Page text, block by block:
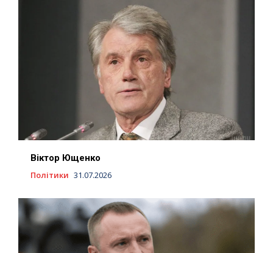
Віктор Ющенко
Політики 31.07.2026